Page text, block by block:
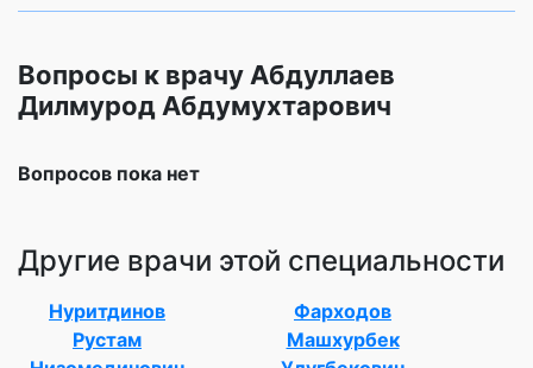
Вопросы к врачу Абдуллаев
Дилмурод Абдумухтарович
Вопросов пока нет
Другие врачи этой специальности
Нуритдинов
Рустам
Фарходов
Машхурбек